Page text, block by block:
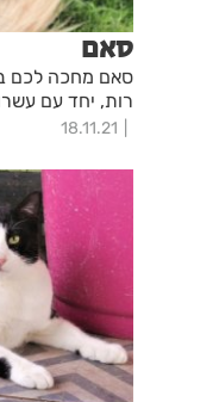
סאם
סאם מחכה לכם
רות, יחד עם
18.11.21